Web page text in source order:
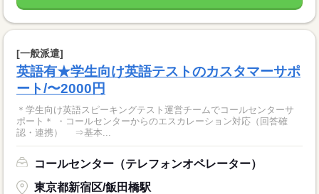
[一般派遣]
英語有★学生向け英語テストのカスタマーサポ
ート/〜2000円
＊学生向け英語スピーキングテスト運営チームでコールセンターサ
ポート＊ ・コールセンターからのエスカレーション対応（回答確
認・連携） ⇒基本...
コールセンター（テレフォンオペレーター）
東京都新宿区/飯田橋駅